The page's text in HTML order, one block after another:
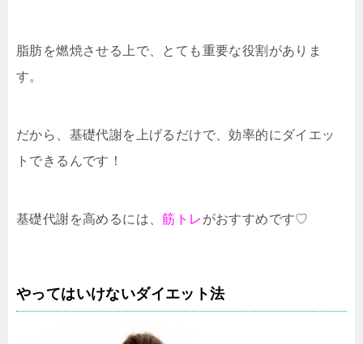
脂肪を燃焼させる上で、とても重要な役割がありま
す。
だから、基礎代謝を上げるだけで、効率的にダイエッ
トできるんです！
基礎代謝を高めるには、筋トレ がおすすめです♡
やってはいけないダイエット法